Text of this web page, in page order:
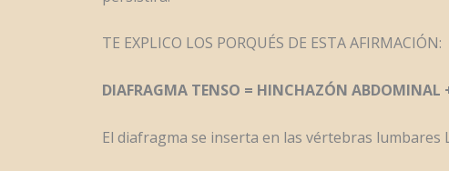
TE EXPLICO LOS PORQUÉS DE ESTA AFIRMACIÓN:
DIAFRAGMA TENSO = HINCHAZÓN
El diafragma se inserta en las vértebras lumbares